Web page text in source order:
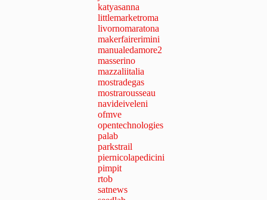
katyasanna
littlemarketroma
livornomaratona
makerfairerimini
manualedamore2
masserino
mazzaliitalia
mostradegas
mostrarousseau
navideiveleni
ofmve
opentechnologies
palab
parkstrail
piernicolapedicini
pimpit
rtob
satnews